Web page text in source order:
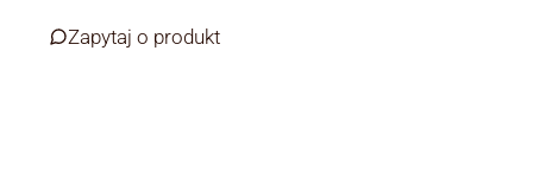
Zapytaj o produkt